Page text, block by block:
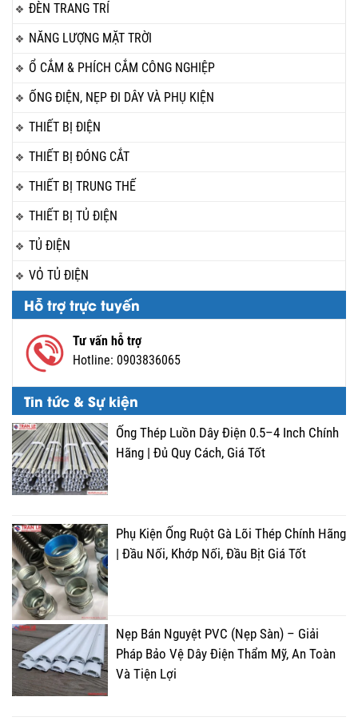
ĐÈN TRANG TRÍ
NĂNG LƯỢNG MẶT TRỜI
Ổ CẮM & PHÍCH CẮM CÔNG NGHIỆP
ỐNG ĐIỆN, NẸP ĐI DÂY VÀ PHỤ KIỆN
THIẾT BỊ ĐIỆN
THIẾT BỊ ĐÓNG CẮT
THIẾT BỊ TRUNG THẾ
THIẾT BỊ TỦ ĐIỆN
TỦ ĐIỆN
VỎ TỦ ĐIỆN
Hỗ trợ trực tuyến
Tư vấn hỗ trợ
Hotline: 0903836065
Tin tức & Sự kiện
Ống Thép Luồn Dây Điện 0.5–4 Inch Chính
Hãng | Đủ Quy Cách, Giá Tốt
Phụ Kiện Ống Ruột Gà Lõi Thép Chính Hãng
| Đầu Nối, Khớp Nối, Đầu Bịt Giá Tốt
Nẹp Bán Nguyệt PVC (Nẹp Sàn) – Giải
Pháp Bảo Vệ Dây Điện Thẩm Mỹ, An Toàn
Và Tiện Lợi